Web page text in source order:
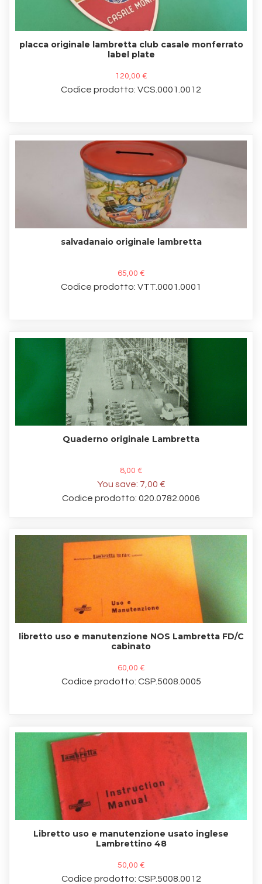
placca originale lambretta club casale monferrato
label plate
120,00 €
Codice prodotto: VCS.0001.0012
salvadanaio originale lambretta
65,00 €
Codice prodotto: VTT.0001.0001
Quaderno originale Lambretta
8,00 €
You save: 7,00 €
Codice prodotto: 020.0782.0006
libretto uso e manutenzione NOS Lambretta FD/C
cabinato
60,00 €
Codice prodotto: CSP.5008.0005
Libretto uso e manutenzione usato inglese
Lambrettino 48
50,00 €
Codice prodotto: CSP.5008.0012